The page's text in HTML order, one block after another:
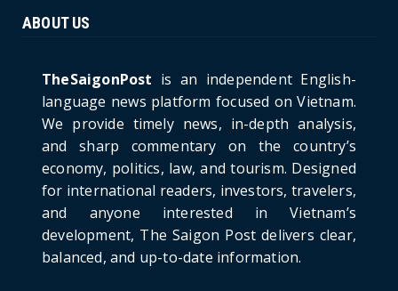
Project: An Analysi...
June 21, 2026
HOTNEWS
Detailed Analysis of the Cooling-off Period
Law in Timeshare...
June 21, 2026
HOTNEWS
Prime Minister Lê Minh Hưng’s Visit to
Russia: A New Step Fo...
ABOUT US
TheSaigonPost is an independent English-
language news platform focused on Vietnam.
We provide timely news, in-depth analysis,
and sharp commentary on the country’s
economy, politics, law, and tourism. Designed
for international readers, investors, travelers,
and anyone interested in Vietnam’s
development, The Saigon Post delivers clear,
balanced, and up-to-date information.